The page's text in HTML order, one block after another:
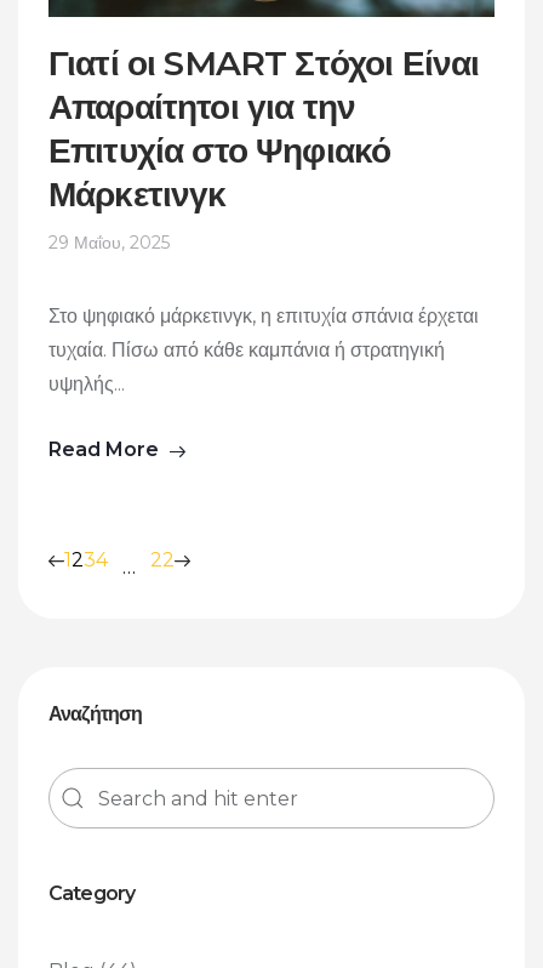
Γιατί οι SMART Στόχοι Είναι
Απαραίτητοι για την
Επιτυχία στο Ψηφιακό
Μάρκετινγκ
29 Μαΐου, 2025
Στο ψηφιακό μάρκετινγκ, η επιτυχία σπάνια έρχεται
τυχαία. Πίσω από κάθε καμπάνια ή στρατηγική
υψηλής...
Read More
1234 … 22
Αναζήτηση
Category